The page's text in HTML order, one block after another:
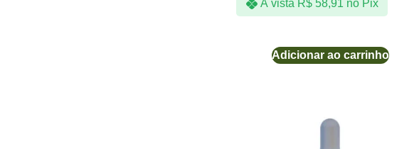
À vista R$58,91 no Pix
Adicionar ao carrinho